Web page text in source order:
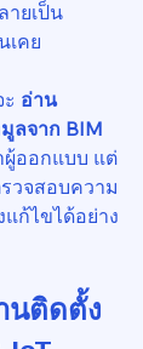
ายเป็น
เคย
อ่าน
ลจาก BIM
ผู้ออกแบบ แต่
วจสอบความ
ก้ไขได้อย่าง
นติดตั้ง